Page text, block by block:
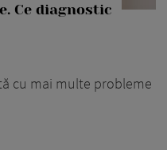
Ce diagnostic
cu mai multe probleme